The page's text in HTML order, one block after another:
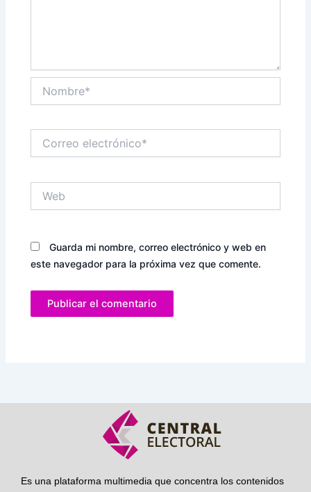
electrónico*
Guarda mi nombre, correo electrónico y web en
este navegador para la próxima vez que comente.
Es una plataforma multimedia que concentra los contenidos